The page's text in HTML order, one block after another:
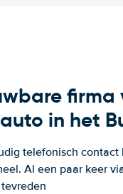
firma
in het
telefonisch contact
Al een paar keer